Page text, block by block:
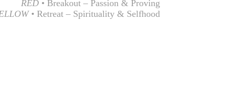
RED • Breakout – Passion & Proving
• Retreat – Spirituality & Selfhood